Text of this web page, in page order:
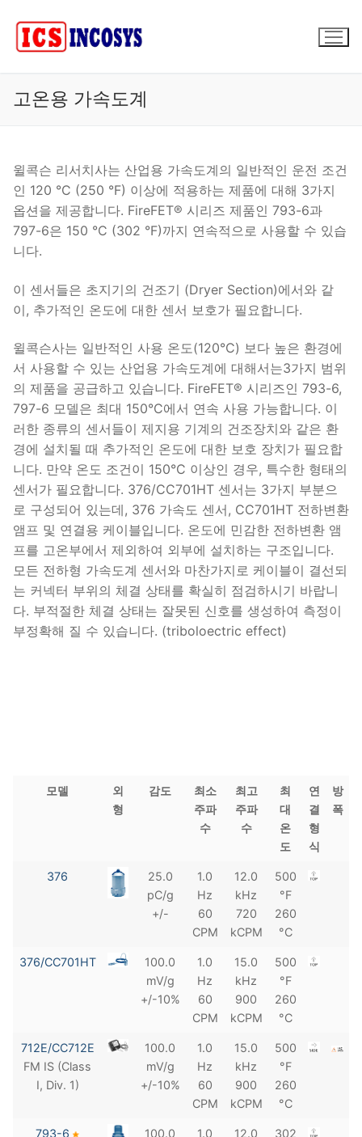
고온용 가속도계
윌콕슨 리서치사는 산업용 가속도계의 일반적인 운전 조건
인 120 °C (250 °F) 이상에 적용하는 제품에 대해 3가지
옵션을 제공합니다. FireFET® 시리즈 제품인 793-6과
797-6은 150 °C (302 °F)까지 연속적으로 사용할 수 있습
니다.
이 센서들은 초지기의 건조기 (Dryer Section)에서와 같
이, 추가적인 온도에 대한 센서 보호가 필요합니다.
윌콕슨사는 일반적인 사용 온도(120°C) 보다 높은 환경에
서 사용할 수 있는 산업용 가속도계에 대해서는3가지 범위
의 제품을 공급하고 있습니다. FireFET® 시리즈인 793-6,
797-6 모델은 최대 150°C에서 연속 사용 가능합니다. 이
러한 종류의 센서들이 제지용 기계의 건조장치와 같은 환
경에 설치될 때 추가적인 온도에 대한 보호 장치가 필요합
니다. 만약 온도 조건이 150°C 이상인 경우, 특수한 형태의
센서가 필요합니다. 376/CC701HT 센서는 3가지 부분으
로 구성되어 있는데, 376 가속도 센서, CC701HT 전하변환
앰프 및 연결용 케이블입니다. 온도에 민감한 전하변환 앰
프를 고온부에서 제외하여 외부에 설치하는 구조입니다.
모든 전하형 가속도계 센서와 마찬가지로 케이블이 결선되
는 커넥터 부위의 체결 상태를 확실히 점검하시기 바랍니
다. 부적절한 체결 상태는 잘못된 신호를 생성하여 측정이
부정확해 질 수 있습니다. (triboloectric effect)
모델
외
형
감도
최소
주파
수
최고
주파
수
최
대
온
도
연
결
형
식
방
폭
376
25.0
pC/g
+/-
1.0
Hz
60
CPM
12.0
kHz
720
kCPM
500
°F
260
°C
376/CC701HT
100.0
mV/g
+/-10%
1.0
Hz
60
CPM
15.0
kHz
900
kCPM
500
°F
260
°C
712E/CC712E
FM IS (Class
I, Div. 1)
100.0
mV/g
+/-10%
1.0
Hz
60
CPM
15.0
kHz
900
kCPM
500
°F
260
°C
793-6
100.0
1.0
12.0
302